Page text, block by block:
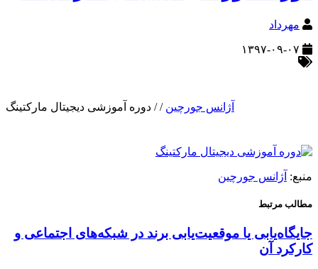
مهرداد
آژانس جورچین /
/ دوره آموزشی دیجیتال مارکتینگ
منبع: آژانس جورچین
مطالب مرتبط
جایگاه‌یابی یا موقعیت‌یابی برند در شبکه‌های اجتماعی و
کارکرد آن